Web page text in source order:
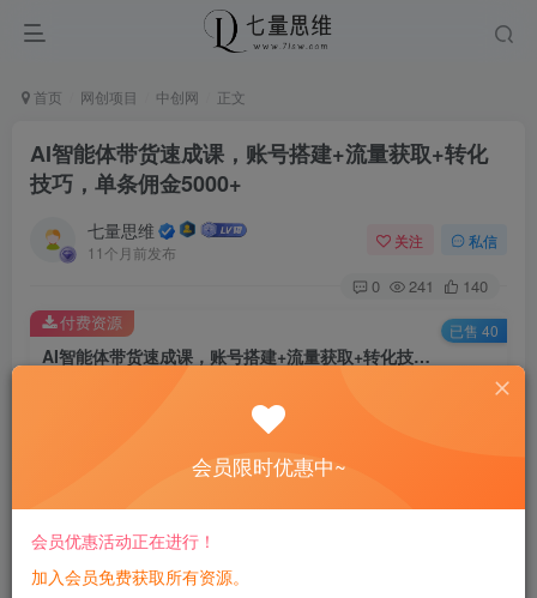
首页 网创项目 中创网 正文
AI智能体带货速成课，账号搭建+流量获取+转化
技巧，单条佣金5000+
七量思维
11个月前发布
关注 私信
0 241 140
AI智能体带货速成课，账号搭建+流量获取+转化技巧，单条佣金5000+
8.8
免费
您当前未登录！建议登陆后购买，可保存购买订单
付费资源 已售 40
会员限时优惠中~
会员优惠活动正在进行！
加入会员免费获取所有资源。